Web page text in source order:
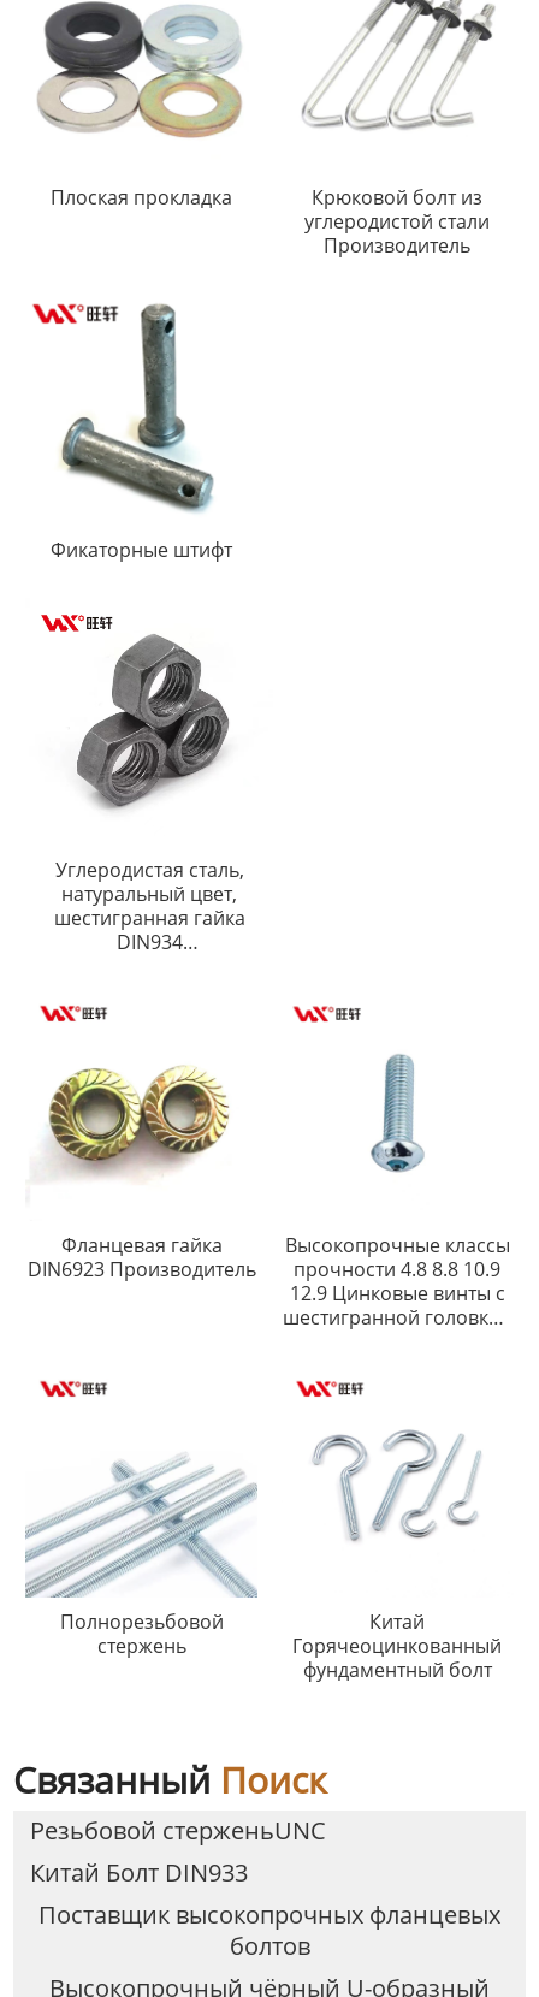
Плоская прокладка
Крюковой болт из
углеродистой стали
Производитель
Фикаторные штифт
Углеродистая сталь,
натуральный цвет,
шестигранная гайка
DIN934
Фланцевая гайка
DIN6923 Производитель
Высокопрочные классы
прочности 4.8 8.8 10.9
12.9 Цинковые винты с
шестигранной головкой
Полнорезьбовой
стержень
Китай
Горячеоцинкованный
фундаментный болт
Связанный Поиск
Резьбовой стерженьUNC
Китай Болт DIN933
Поставщик высокопрочных фланцевых
болтов
Высокопрочный чёрный U-образный